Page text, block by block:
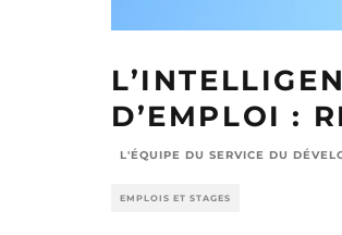
D’EMPLOI :
L'ÉQUIPE DU SERVICE DU
EMPLOIS ET STAGES